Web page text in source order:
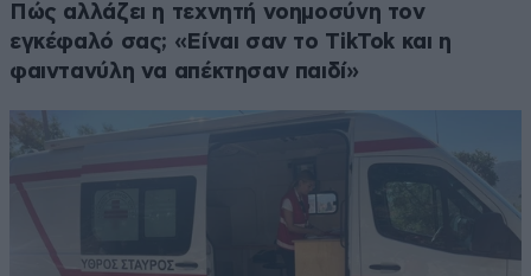
Πώς αλλάζει η τεχνητή νοημοσύνη τον
εγκέφαλό σας; «Είναι σαν το TikTok και η
φαιντανύλη να απέκτησαν παιδί»